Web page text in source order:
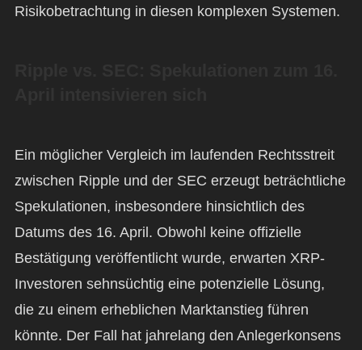
Risikobetrachtung in diesen komplexen Systemen.
Ein möglicher Vergleich im laufenden Rechtsstreit
zwischen Ripple und der SEC erzeugt beträchtliche
Spekulationen, insbesondere hinsichtlich des
Datums des 16. April. Obwohl keine offizielle
Bestätigung veröffentlicht wurde, erwarten XRP-
Investoren sehnsüchtig eine potenzielle Lösung,
die zu einem erheblichen Marktanstieg führen
könnte. Der Fall hat jahrelang den Anlegerkonsens